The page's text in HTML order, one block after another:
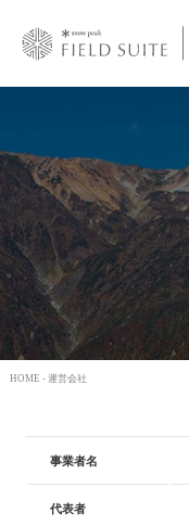
HOME - 運営会社
事業者名
代表者